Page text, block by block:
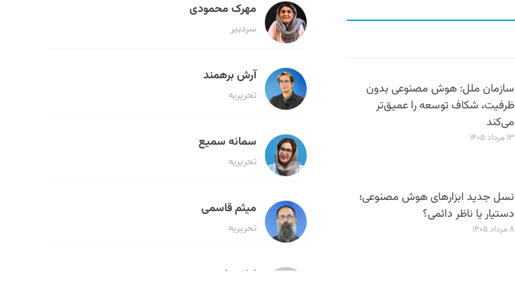
سازمان ملل: هوش مصنوعی بدون
ظرفیت، شکاف توسعه را عمیق‌تر
می‌کند
۱۳ مرداد ۱۴۰۵
نسل جدید ابزارهای هوش مصنوعی؛
دستیار یا ناظر دائمی؟
۸ مرداد ۱۴۰۵
مهرک محمودی
سردبیر
آرش برهمند
تحریریه
سمانه سمیع
تحریریه
میثم قاسمی
تحریریه
لیلا حنارود